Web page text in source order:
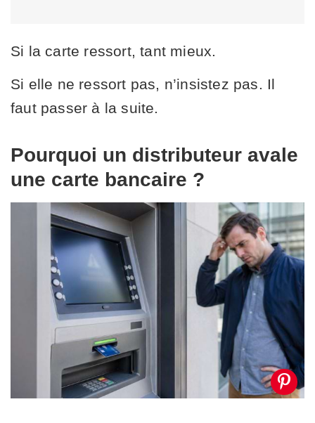
Si la carte ressort, tant mieux.
Si elle ne ressort pas, n’insistez pas. Il
faut passer à la suite.
Pourquoi un distributeur avale
une carte bancaire ?